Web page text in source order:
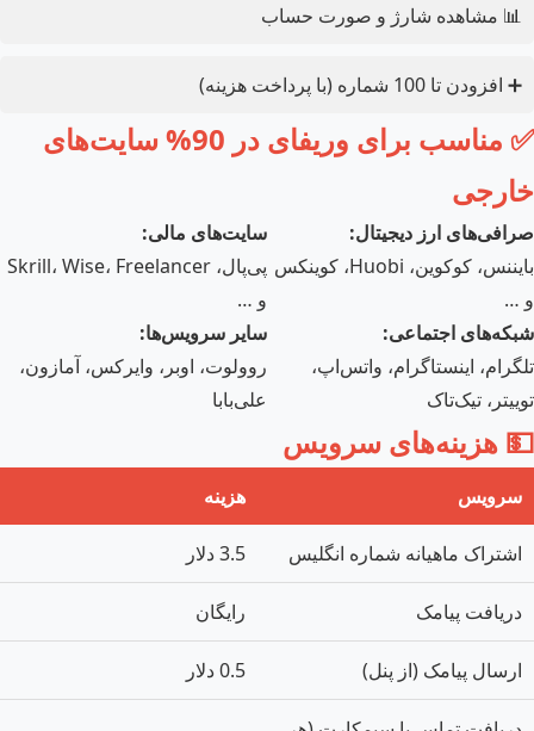
📊 مشاهده شارژ و صورت حساب
➕ افزودن تا 100 شماره (با پرداخت هزینه)
✅ مناسب برای وریفای در 90% سایت‌های
خارجی
صرافی‌های ارز دیجیتال:
بایننس، کوکوین، Huobi، کوینکس
و …
سایت‌های مالی:
پی‌پال، Skrill، Wise، Freelancer
و …
شبکه‌های اجتماعی:
تلگرام، اینستاگرام، واتس‌اپ،
توییتر، تیک‌تاک
سایر سرویس‌ها:
روولوت، اوبر، وایرکس، آمازون،
علی‌بابا
💵 هزینه‌های سرویس
سرویس هزینه
اشتراک ماهیانه شماره انگلیس 3.5 دلار
دریافت پیامک رایگان
ارسال پیامک (از پنل) 0.5 دلار